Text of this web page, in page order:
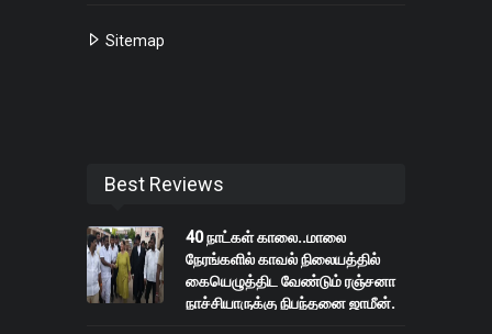
Sitemap
Best Reviews
40 நாட்கள் காலை..மாலை
நேரங்களில் காவல் நிலையத்தில்
கையெழுத்திட வேண்டும் ரஞ்சனா
நாச்சியாருக்கு நிபந்தனை ஜாமீன்.